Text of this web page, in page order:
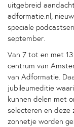
uitgebreid
adformatie.nl,
speciale
september.
Van 7 tot en met
centrum van
van Adformatie.
jubileumeditie
kunnen delen met
selecteren en deze
zonnetje worden